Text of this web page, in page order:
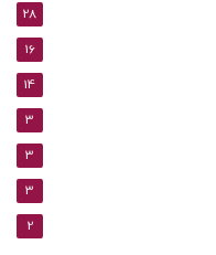
28
16
14
3
3
3
2